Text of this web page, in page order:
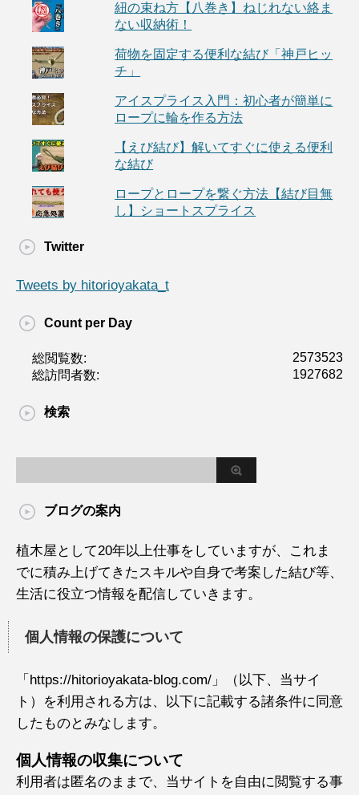
紐の束ね方【八巻き】ねじれない絡ま
ない収納術！
荷物を固定する便利な結び「神戸ヒッ
チ」
アイスプライス入門：初心者が簡単に
ロープに輪を作る方法
【えび結び】解いてすぐに使える便利
な結び
ロープとロープを繋ぐ方法【結び目無
し】ショートスプライス
Twitter
Tweets by hitorioyakata_t
Count per Day
2573523
総閲覧数:
1927682
総訪問者数:
検索
ブログの案内
植木屋として20年以上仕事をしていますが、これま
でに積み上げてきたスキルや自身で考案した結び等、
生活に役立つ情報を配信していきます。
個人情報の保護について
「https://hitorioyakata-blog.com/」（以下、当サイ
ト）を利用される方は、以下に記載する諸条件に同意
したものとみなします。
個人情報の収集について
利用者は匿名のままで、当サイトを自由に閲覧する事